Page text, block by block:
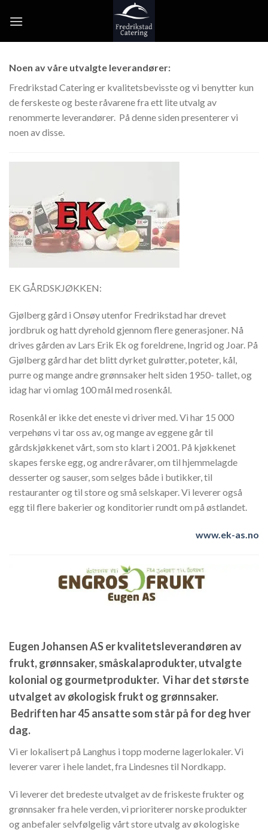
Noen av våre utvalgte leverandører:
Fredrikstad Catering er kvalitetsbevisste og vi benytter kun
de ferskeste og beste råvarene fra ett lite utvalg av
renommerte leverandører. På denne siden presenterer vi
noen av disse.
EK GÅRDSKJØKKEN:
Gjølberg gård i Onsøy utenfor Fredrikstad har drevet
jordbruk og hatt dyrehold gjennom flere generasjoner. Nå
drives gården av Lars Erik Ek og foreldrene, Ingrid og Joar. På
Gjølberg gård har det blitt dyrket gulrøtter, poteter, kål,
purre og mange andre grønnsaker helt siden 1950- tallet, og
idag har vi omlag 100 mål med rosenkål.
Rosenkål er ikke det eneste vi driver med. Vi har 15 000
verpehøns vi tar oss av, og mange av eggene går til
gårdskjøkkenet vårt, som sto klart i 2001. På kjøkkenet
skapes ferske egg, og andre råvarer, om til hjemmelagde
desserter og sauser, som selges både i butikker, til
restauranter og til store og små selskaper. Vi leverer også
egg til flere bakerier og konditorier rundt om på østlandet.
www.ek-as.no
Eugen Johansen ASer kvalitetsleverandøren av
frukt, grønnsaker, småskalaprodukter, utvalgte
kolonial og gourmetprodukter. Vi har det største
utvalget av økologisk frukt og grønnsaker.
Bedriften har 45 ansatte som står på for deg hver
dag.
Vi er lokalisert på Langhus i topp moderne lagerlokaler. Vi
leverer varer i hele landet, fra Lindesnes til Nordkapp.
Vi leverer det bredeste utvalget av de friskeste frukter og
grønnsaker fra hele verden, vi prioriterer norske produkter
og anbefaler selvfølgelig vårt store utvalg av økologiske